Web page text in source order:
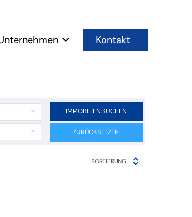
Kontakt
IMMOBILIEN SUCHEN
ZURÜCKSETZEN
SORTIERUNG